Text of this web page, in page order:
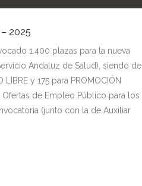
2025
1.400 plazas para la nueva
Andaluz de Salud), siendo de
y 175 para PROMOCIÓN
Ofertas de Empleo Público para los
(junto con la de Auxiliar